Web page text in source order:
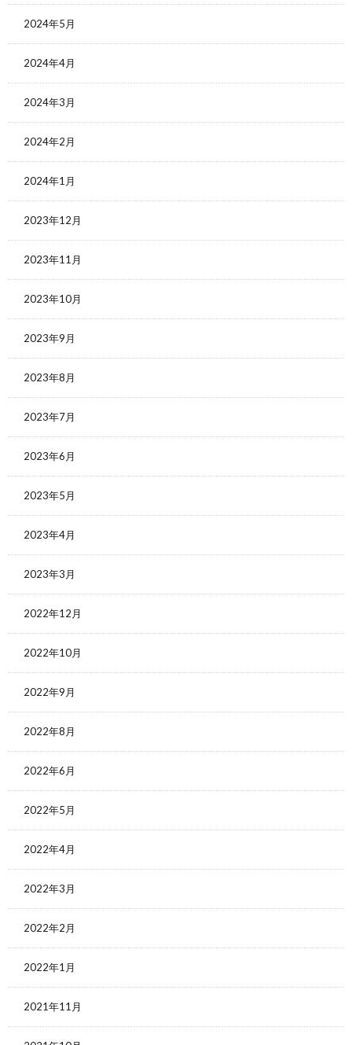
2024年5月
2024年4月
2024年3月
2024年2月
2024年1月
2023年12月
2023年11月
2023年10月
2023年9月
2023年8月
2023年7月
2023年6月
2023年5月
2023年4月
2023年3月
2022年12月
2022年10月
2022年9月
2022年8月
2022年6月
2022年5月
2022年4月
2022年3月
2022年2月
2022年1月
2021年11月